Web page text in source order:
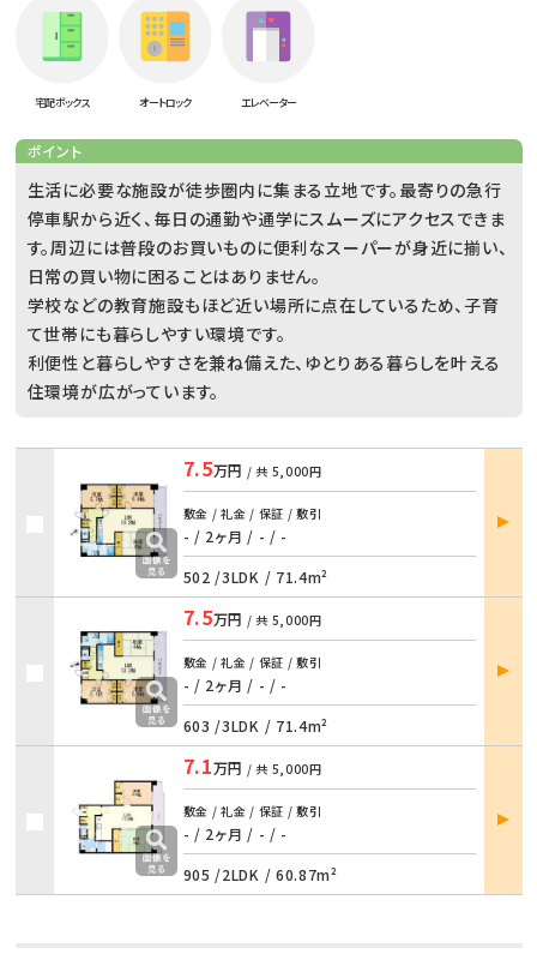
宅配ボックス オートロック エレベーター
ポイント
生活に必要な施設が徒歩圏内に集まる立地です。最寄りの急行
停車駅から近く、毎日の通勤や通学にスムーズにアクセスできま
す。周辺には普段のお買いものに便利なスーパーが身近に揃い、
日常の買い物に困ることはありません。
学校などの教育施設もほど近い場所に点在しているため、子育
て世帯にも暮らしやすい環境です。
利便性と暮らしやすさを兼ね備えた、ゆとりある暮らしを叶える
住環境が広がっています。
7.5万円 / 共 5,000円
敷金 / 礼金 / 保証 / 敷引
- / 2ヶ月 / - / -
502 /3LDK / 71.4m²
部屋
詳細
7.5万円 / 共 5,000円
敷金 / 礼金 / 保証 / 敷引
- / 2ヶ月 / - / -
603 /3LDK / 71.4m²
部屋
詳細
7.1万円 / 共 5,000円
敷金 / 礼金 / 保証 / 敷引
- / 2ヶ月 / - / -
905 /2LDK / 60.87m²
部屋
詳細